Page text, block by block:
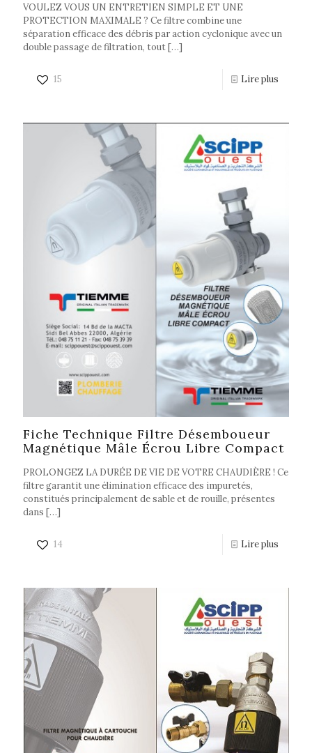
VOULEZ VOUS UN ENTRETIEN SIMPLE ET UNE
PROTECTION MAXIMALE ? Ce filtre combine une
séparation efficace des débris par action cyclonique avec un
double passage de filtration, tout[…]
15 Lire plus
Fiche Technique Filtre Désemboueur
Magnétique Mâle Écrou Libre Compact
PROLONGEZ LA DURÉE DE VIE DE VOTRE CHAUDIÈRE ! Ce
filtre garantit une élimination efficace des impuretés,
constitués principalement de sable et de rouille, présentes
dans […]
14 Lire plus